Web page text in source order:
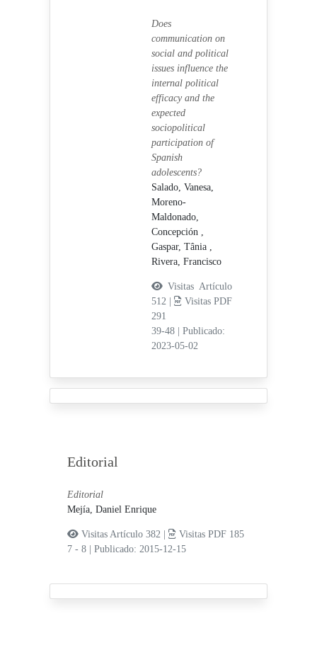
Does
communication on
social and political
issues influence the
internal political
efficacy and the
expected
sociopolitical
participation of
Spanish
adolescents?
Salado, Vanesa,
Moreno-
Maldonado,
Concepción ,
Gaspar, Tânia ,
Rivera, Francisco
Visitas Artículo
512 |
Visitas PDF
291
39-48
Publicado:
2023-05-02
Editorial
Editorial
Mejía, Daniel Enrique
Visitas Artículo 382 |
Visitas PDF 185
7 - 8
|Publicado: 2015-12-15